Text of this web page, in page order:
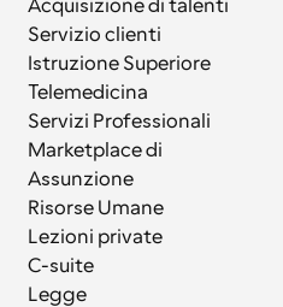
Acquisizione di talenti
Servizio clienti
Istruzione Superiore
Telemedicina
Servizi Professionali
Marketplace di
Assunzione
Risorse Umane
Lezioni private
C-suite
Legge